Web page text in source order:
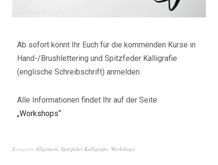
Ab sofort könnt Ihr Euch für die kommenden Kurse in
Hand-/Brushlettering und Spitzfeder Kalligrafie
(englische Schreibschrift) anmelden.
Alle Informationen findet Ihr auf der Seite
„Workshops“.
Kategorie Allgemein Spitzfeder Kalligrafie Workshops